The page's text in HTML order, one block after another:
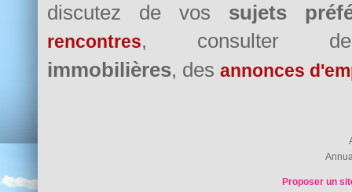
discutez de vos sujets
rencontres, consulter
immobilières, des annonces
Proposer un